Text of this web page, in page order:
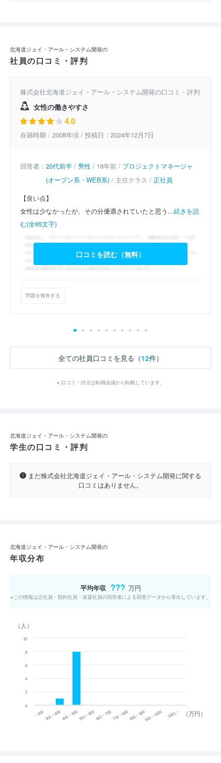
北海道ジェイ・アール・システム開発の
社員の口コミ・評判
株式会社北海道ジェイ・アール・システム開発の口コミ・評判
女性の働きやすさ
4.0
在籍時期：2008年頃 / 投稿日：2024年12月7日
回答者： 20代前半 / 男性 / 18年前 / プロジェクトマネージャ
(オープン系・WEB系) / 主任クラス / 正社員
【良い点】
女性は少なかったが、その分優遇されていたと思う...続きを読
む(全65文字)
口コミを読む（無料）
問題を報告する
全ての社員口コミを見る（12件）
※ 口コミ・評点は転職会議から転載しています。
北海道ジェイ・アール・システム開発の
学生の口コミ・評判
まだ株式会社北海道ジェイ・アール・システム開発に関する
口コミはありません。
北海道ジェイ・アール・システム開発の
年収分布
平均年収 ??? 万円
※この情報は正社員・契約社員・派遣社員の回答者による回答データから算出しています。
（万円）
（人）
~ 300 301 ~ 400 401 ~ 500501 ~ 600601 ~ 700701 ~ 800801 ~ 900901 ~ 1000 1001 ~
0
2
4
6
8
10